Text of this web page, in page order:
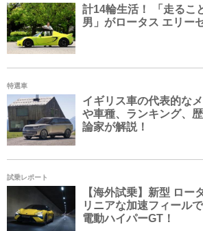
計14輪生活！ 「走るこ
男」がロータス エリー
特選車
イギリス車の代表的な
や車種、ランキング、
論家が解説！
試乗レポート
【海外試乗】新型 ロー
リニアな加速フィール
電動ハイパーGT！